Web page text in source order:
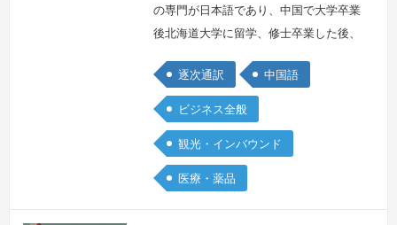
の専門が日本語であり、中国で大学卒業
後北海道大学に留学、修士卒業した後、
任しています。仕事が日本語と中国語、
両方とも使っており、業務上、通訳する
ことも多く、ビジネス全般を通訳する自
信あり、また昨年医療通訳２級取得しま
した。また仕事はEC業務がメインであ
り、ECに纏わるオンラインビジネス、
逐次通訳 中国語
ビジネス全般
観光・インバウンド
医療・薬品